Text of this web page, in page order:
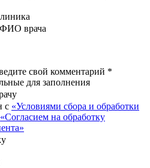
ФИО врача
свой комментарий *
для заполнения
с «Условиями сбора и обработки
«Согласием на обработку